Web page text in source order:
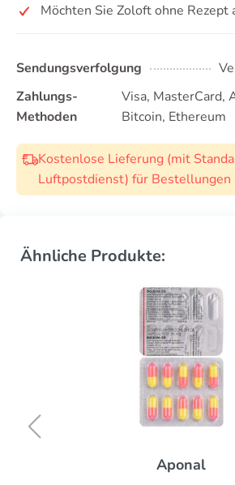
Möchten Sie Zoloft ohne Rezept
Sendungsverfolgung
Zahlungs-
Methoden
Visa, MasterCard,
Bitcoin, Ethereum
Kostenlose Lieferung (mit
Luftpostdienst) für Bestellungen
Ähnliche Produkte:
Aponal